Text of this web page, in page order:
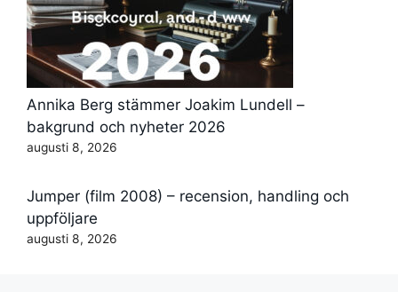
Annika Berg stämmer Joakim Lundell –
bakgrund och nyheter 2026
augusti 8, 2026
Jumper (film 2008) – recension, handling och
uppföljare
augusti 8, 2026